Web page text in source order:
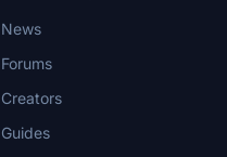
News
Forums
Creators
Guides